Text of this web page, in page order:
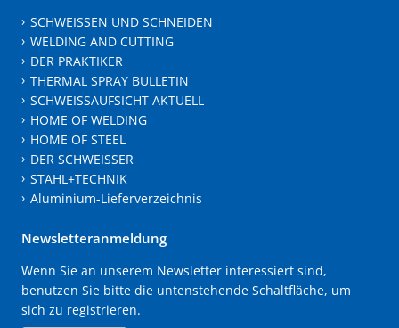
SCHWEISSEN UND SCHNEIDEN
WELDING AND CUTTING
DER PRAKTIKER
THERMAL SPRAY BULLETIN
SCHWEISSAUFSICHT AKTUELL
HOME OF WELDING
HOME OF STEEL
DER SCHWEISSER
STAHL+TECHNIK
Aluminium-Lieferverzeichnis
Newsletteranmeldung
Wenn Sie an unserem Newsletter interessiert sind,
benutzen Sie bitte die untenstehende Schaltfläche, um
sich zu registrieren.